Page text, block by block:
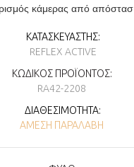
κάμερας από απόστασ
ΚΑΤΑΣΚΕΥΑΣΤΉΣ:
REFLEX ACTIVE
ΚΩΔΙΚΌΣ ΠΡΟΪΌΝΤΟΣ:
RA42-2208
ΔΙΑΘΕΣΙΜΌΤΗΤΑ:
ΆΜΕΣΗ ΠΑΡΑΛΑΒΉ